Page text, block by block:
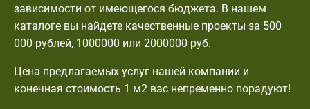
зависимости от имеющегося бюджета. В нашем
каталоге вы найдете качественные проекты за 500
000 рублей, 1000000 или 2000000 руб.
Цена предлагаемых услуг нашей компании и
конечная стоимость 1 м2 вас непременно порадуют!